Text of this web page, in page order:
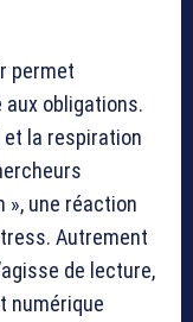
permet
aux obligations.
et la respiration
», une réaction
Autrement
de lecture,
numérique